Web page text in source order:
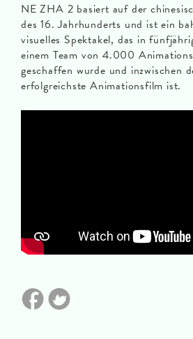
NE ZHA 2 basiert auf der
des 16. Jahrhunderts und ist ein
visuelles Spektakel, das in
einem Team von 4.000
geschaffen wurde und inzwischen
erfolgreichste Animationsfilm ist.